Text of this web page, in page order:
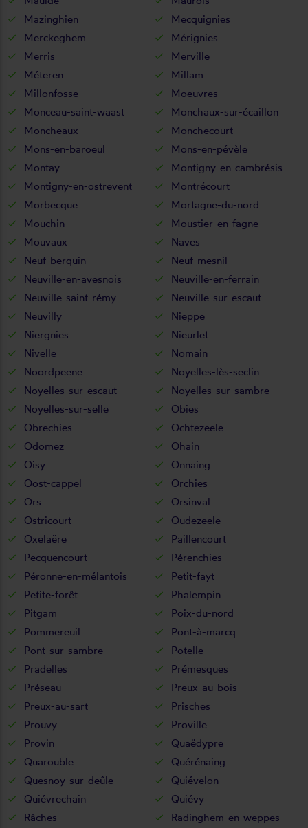
Mazinghien
Mecquignies
Merckeghem
Mérignies
Merris
Merville
Méteren
Millam
Millonfosse
Moeuvres
Monceau-saint-waast
Monchaux-sur-écaillon
Moncheaux
Monchecourt
Mons-en-baroeul
Mons-en-pévèle
Montay
Montigny-en-cambrésis
Montigny-en-ostrevent
Montrécourt
Morbecque
Mortagne-du-nord
Mouchin
Moustier-en-fagne
Mouvaux
Naves
Neuf-berquin
Neuf-mesnil
Neuville-en-avesnois
Neuville-en-ferrain
Neuville-saint-rémy
Neuville-sur-escaut
Neuvilly
Nieppe
Niergnies
Nieurlet
Nivelle
Nomain
Noordpeene
Noyelles-lès-seclin
Noyelles-sur-escaut
Noyelles-sur-sambre
Noyelles-sur-selle
Obies
Obrechies
Ochtezeele
Odomez
Ohain
Oisy
Onnaing
Oost-cappel
Orchies
Ors
Orsinval
Ostricourt
Oudezeele
Oxelaëre
Paillencourt
Pecquencourt
Pérenchies
Péronne-en-mélantois
Petit-fayt
Petite-forêt
Phalempin
Pitgam
Poix-du-nord
Pommereuil
Pont-à-marcq
Pont-sur-sambre
Potelle
Pradelles
Prémesques
Préseau
Preux-au-bois
Preux-au-sart
Prisches
Prouvy
Proville
Provin
Quaëdypre
Quarouble
Quérénaing
Quesnoy-sur-deûle
Quiévelon
Quiévrechain
Quiévy
Râches
Radinghem-en-weppes